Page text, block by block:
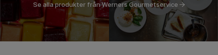
Se alla produkter från Werners Gourmetservice